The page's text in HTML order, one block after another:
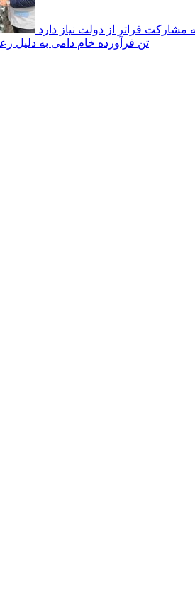
مشارکت فراتر از دولت نیاز دارد
تن فرآورده خام دامی به دلیل